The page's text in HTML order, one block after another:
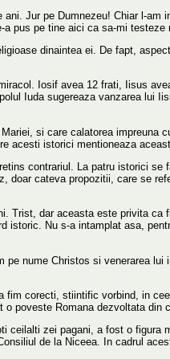
Jur pe Dumnezeu! Chiar l-am
pus pe tine aici ca sa-mi testeze
dinaintea ei. De fapt,
Iosif avea 12 frati, Iisus
Iuda sugereaza vanzarea lui
si care calatorea impreuna
acesti istorici mentioneaza
contrariul. La patru istorici
cateva propozitii, care se
dar aceasta este privita
Nu s-a intamplat asa,
pe nume Christos si venerarea lui
corecti, stiintific vorbind, in
poveste Romana dezvoltata din
zei pagani, a fost o
de la Niceea. In cadrul